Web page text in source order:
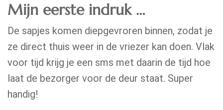
Mijn eerste indruk …
De sapjes komen diepgevroren binnen, zodat je
ze direct thuis weer in de vriezer kan doen. Vlak
voor tijd krijg je een sms met daarin de tijd hoe
laat de bezorger voor de deur staat. Super
handig!